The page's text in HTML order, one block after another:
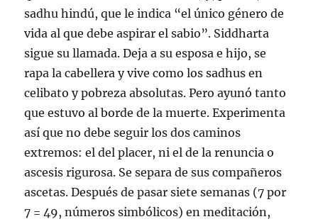
sadhu hindú, que le indica “el único género de
vida al que debe aspirar el sabio”. Siddharta
sigue su llamada. Deja a su esposa e hijo, se
rapa la cabellera y vive como los sadhus en
celibato y pobreza absolutas. Pero ayunó tanto
que estuvo al borde de la muerte. Experimenta
así que no debe seguir los dos caminos
extremos: el del placer, ni el de la renuncia o
ascesis rigurosa. Se separa de sus compañeros
ascetas. Después de pasar siete semanas (7 por
7 = 49, números simbólicos) en meditación,